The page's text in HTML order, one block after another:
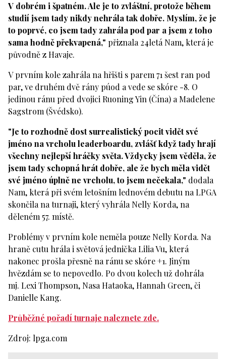
V dobrém i špatném. Ale je to zvláštní, protože během
studií jsem tady nikdy nehrála tak dobře. Myslím, že je
to poprvé, co jsem tady zahrála pod par a jsem z toho
sama hodně překvapená," přiznala 24letá Nam, která je
původně z Havaje.
V prvním kole zahrála na hřišti s parem 71 šest ran pod
par, ve druhém dvě rány púod a vede se skóre -8. O
jedinou ránu před dvojici Ruoning Yin (Čína) a Madelene
Sagstrom (Švédsko).
"Je to rozhodně dost surrealistický pocit vidět své
jméno na vrcholu leaderboardu, zvlášť když tady hrají
všechny nejlepší hráčky světa. Vždycky jsem věděla, že
jsem tady schopná hrát dobře, ale že bych měla vidět
své jméno úplně ne vrcholu, to jsem nečekala," dodala
Nam, která při svém letošním lednovém debutu na LPGA
skončila na turnaji, který vyhrála Nelly Korda, na
děleném 57. místě.
Problémy v prvním kole neměla pouze Nelly Korda. Na
hraně cutu hrála i světová jednička Lilia Vu, která
nakonec prošla přesně na ránu se skóre +1. Jiným
hvězdám se to nepovedlo. Po dvou kolech už dohrála
mj. Lexi Thompson, Nasa Hataoka, Hannah Green, či
Danielle Kang.
Průběžné pořadí turnaje naleznete zde.
Zdroj: lpga.com